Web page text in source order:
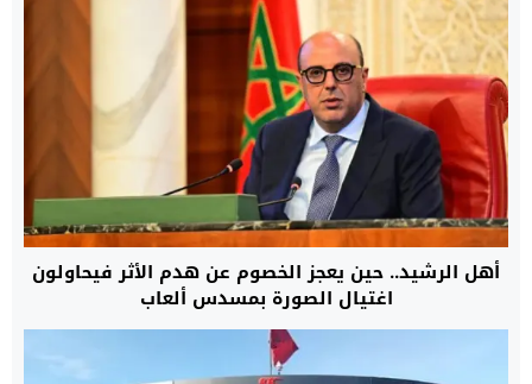
أهل الرشيد.. حين يعجز الخصوم عن هدم الأثر فيحاولون
اغتيال الصورة بمسدس ألعاب